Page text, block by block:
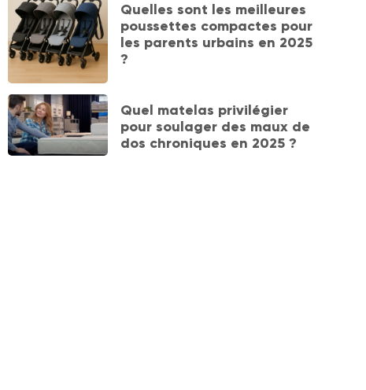
Quelles sont les meilleures
poussettes compactes pour
les parents urbains en 2025
?
Quel matelas privilégier
pour soulager des maux de
dos chroniques en 2025 ?